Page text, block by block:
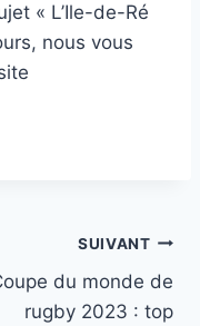
« L’Ile-de-Ré
nous vous
SUIVANT
du monde de
rugby 2023 : top